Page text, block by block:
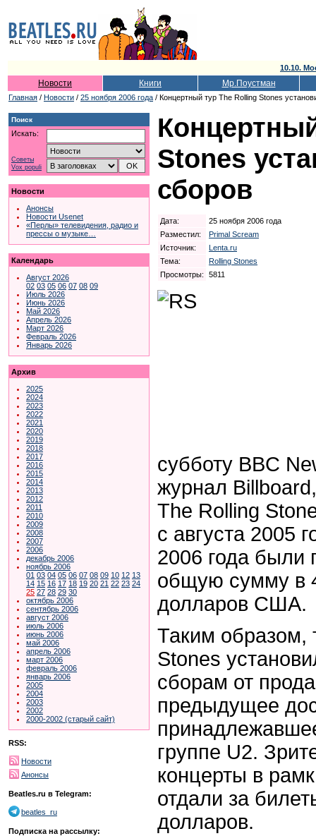
10.10.
Новости Книги Мр.Поустман
Главная / Новости / 25 ноября 2006 года / Концертный тур The Rolling Stones
Поиск
Искать:
Советы
Vox populi
Новости
Анонсы
Новости Usenet
«Перлы» телевидения, радио и
прессы о музыке…
Календарь
Август 2026
02 03 05 06 07 08 09
Июль 2026
Июнь 2026
Май 2026
Апрель 2026
Март 2026
Февраль 2026
Январь 2026
Архив
2025
2024
2023
2022
2021
2020
2019
2018
2017
2016
2015
2014
2013
2012
2011
2010
2009
2008
2007
2006
декабрь 2006
ноябрь 2006
01 03 04 05 06 07 08 09 10 12 13
14 15 16 17 18 19 20 21 22 23 24
25 27 28 29 30
октябрь 2006
сентябрь 2006
август 2006
июль 2006
июнь 2006
май 2006
апрель 2006
март 2006
февраль 2006
январь 2006
2005
2004
2003
2002
2000-2002 (старый сайт)
RSS:
Новости
Анонсы
Beatles.ru в Telegram:
beatles_ru
Подписка на рассылку:
Stones
сборов
Дата:
25 ноября 2006 года
Разместил:
Primal Scream
Источник:
Lenta.ru
Тема:
Rolling Stones
Просмотры:
5811
субботу BBC
журнал
The Rolling
с августа 2005
2006 года были
общую сумму в
долларов США.
Таким образом,
Stones
сборам от
предыдущее
группе U2.
концерты в
отдали за
долларов.